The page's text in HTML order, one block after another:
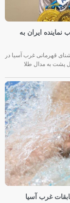
ایران به
قهرمانی غرب آسیا در